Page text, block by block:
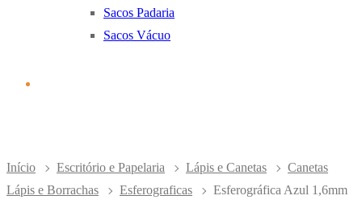
Sacos Padaria
Sacos Vácuo
Início Escritório e Papelaria Lápis e Canetas
Canetas
Lápis e Borrachas
Esferograficas
Esferográfica Azul 1,6mm